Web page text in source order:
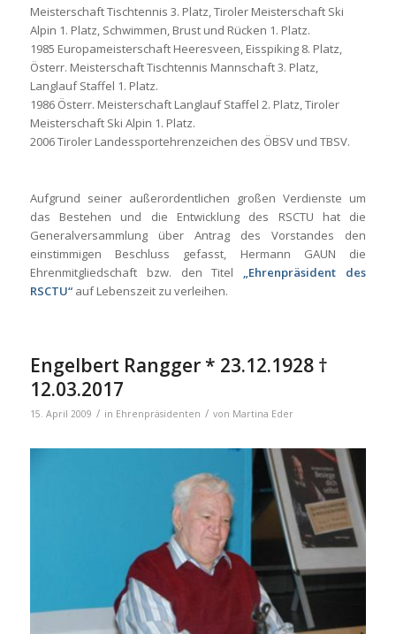
Meisterschaft Tischtennis 3. Platz, Tiroler Meisterschaft Ski
Alpin 1. Platz, Schwimmen, Brust und Rücken 1. Platz.
1985 Europameisterschaft Heeresveen, Eisspiking 8. Platz,
Österr. Meisterschaft Tischtennis Mannschaft 3. Platz,
Langlauf Staffel 1. Platz.
1986 Österr. Meisterschaft Langlauf Staffel 2. Platz, Tiroler
Meisterschaft Ski Alpin 1. Platz.
2006 Tiroler Landessportehrenzeichen des ÖBSV und TBSV.
Aufgrund seiner außerordentlichen großen Verdienste um
das Bestehen und die Entwicklung des RSCTU hat die
Generalversammlung über Antrag des Vorstandes den
einstimmigen Beschluss gefasst, Hermann GAUN die
Ehrenmitgliedschaft bzw. den Titel „Ehrenpräsident des
RSCTU“auf Lebenszeit zu verleihen.
Engelbert Rangger * 23.12.1928 †
12.03.2017
15. April 2009 / in Ehrenpräsidenten / von Martina Eder